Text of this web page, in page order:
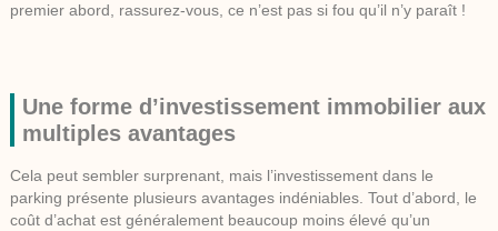
premier abord, rassurez-vous, ce n’est pas si fou qu’il n’y paraît !
Une forme d’investissement immobilier aux
multiples avantages
Cela peut sembler surprenant, mais l’investissement dans le
parking présente plusieurs avantages indéniables. Tout d’abord, le
coût d’achat est généralement beaucoup moins élevé qu’un